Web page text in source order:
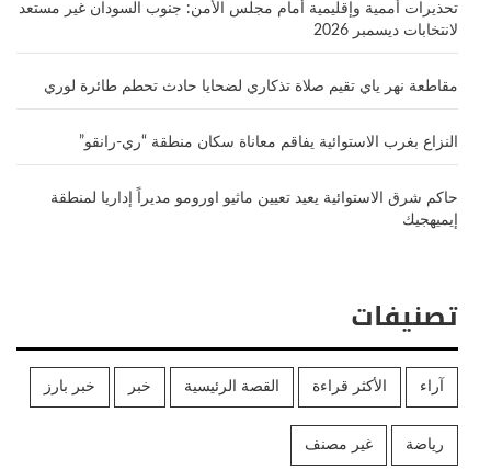
تحذيرات أممية وإقليمية أمام مجلس الأمن: جنوب السودان غير مستعد
لانتخابات ديسمبر 2026
مقاطعة نهر ياي تقيم صلاة تذكاري لضحايا حادث تحطم طائرة لوري
النزاع بغرب الاستوائية يفاقم معاناة سكان منطقة “ري-رانقو”
حاكم شرق الاستوائية يعيد تعيين ماثيو اورومو مديراً إداريا لمنطقة
إيميهجيك
تصنيفات
آراء الأكثر قراءة القصة الرئيسية خبر خبر بارز
رياضة غير مصنف